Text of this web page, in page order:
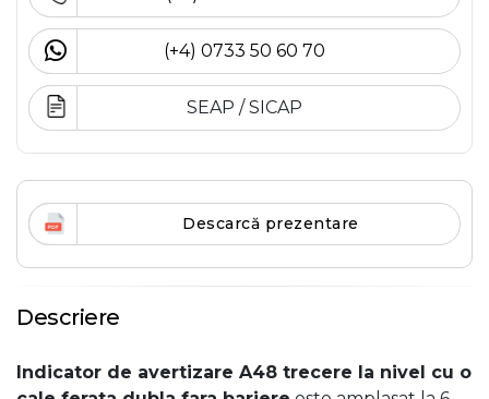
(+4) 0733 50 60 70
SEAP / SICAP
Descarcă prezentare
Descriere
Indicator de avertizare A48 trecere la nivel cu o